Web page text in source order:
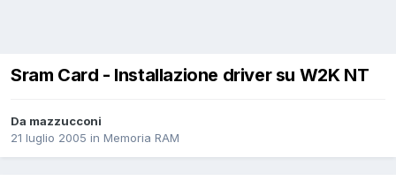
Sram Card - Installazione driver su W2K NT
Da mazzucconi
21 luglio 2005 in Memoria RAM